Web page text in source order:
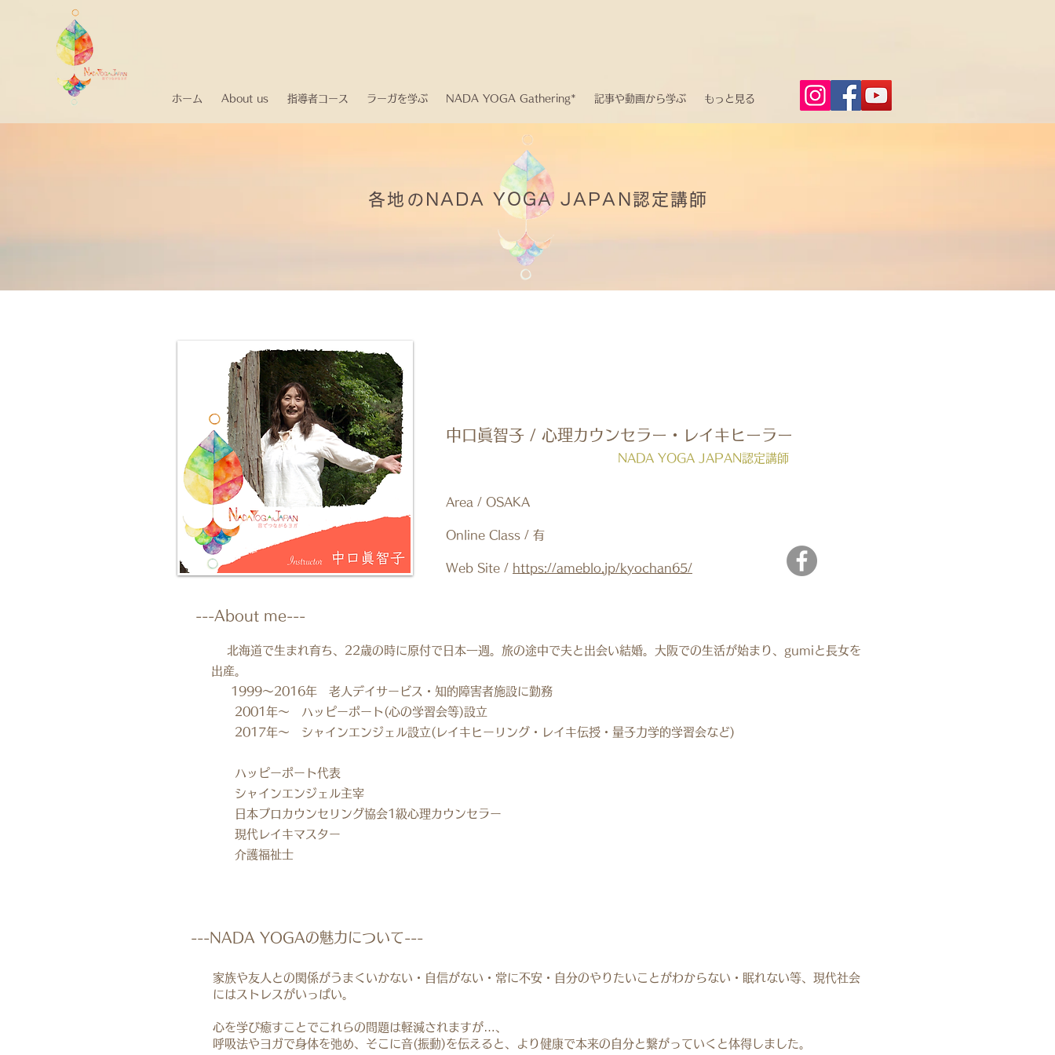
ホーム About us 指導者コース ラーガを学ぶ NADA YOGA Gathering* 記事や動画から学ぶ もっと見る
各地のNADA YOGA JAPAN認定講師
​中口眞智子 / 心理カウンセラー・レイキヒーラー
​NADA YOGA JAPAN認定講師
Area / OSAKA
​Online Class / 有
Web Site / https://ameblo.jp/kyochan65/
​---About me---
北海道で生まれ育ち、22歳の時に原付で日本一週。旅の途中で夫と出会い結婚。大阪での生活が始まり、gumiと長女を
出産。
1999～2016年 老人デイサービス・知的障害者施設に勤務
2001年～ ハッピーポート(心の学習会等)設立
2017年～ シャインエンジェル設立(レイキヒーリング・レイキ伝授・量子力学的学習会など)
ハッピーポート代表
シャインエンジェル主宰
日本プロカウンセリング協会1級心理カウンセラー
現代レイキマスター
介護福祉士
​---NADA YOGAの魅力について---
家族や友人との関係がうまくいかない・自信がない・常に不安・自分のやりたいことがわからない・眠れない等、現代社会
にはストレスがいっぱい。
心を学び癒すことでこれらの問題は軽減されますが…、
呼吸法やヨガで身体を弛め、そこに音(振動)を伝えると、より健康で本来の自分と繋がっていくと体得しました。